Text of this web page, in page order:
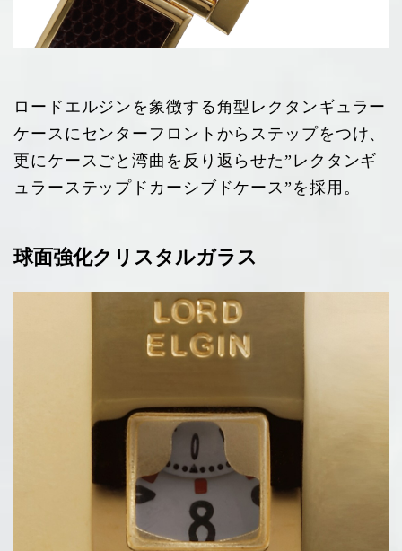
ロードエルジンを象徴する角型レクタンギュラー
ケースにセンターフロントからステップをつけ、
更にケースごと湾曲を反り返らせた”レクタンギ
ュラーステップドカーシブドケース”を採用。
球面強化クリスタルガラス